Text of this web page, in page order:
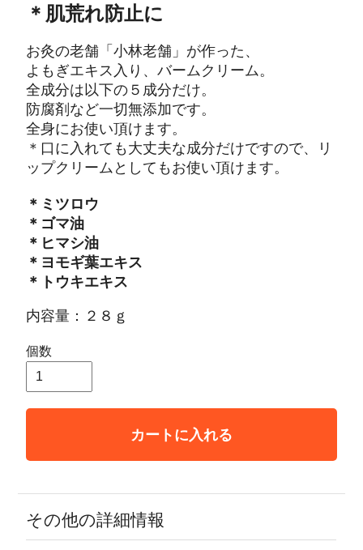
＊肌荒れ防止に
お灸の老舗「小林老舗」が作った、
よもぎエキス入り、バームクリーム。
全成分は以下の５成分だけ。
防腐剤など一切無添加です。
全身にお使い頂けます。
＊口に入れても大丈夫な成分だけですので、リ
ップクリームとしてもお使い頂けます。
＊ミツロウ
＊ゴマ油
＊ヒマシ油
＊ヨモギ葉エキス
＊トウキエキス
内容量：２８ｇ
個数
カートに入れる
その他の詳細情報